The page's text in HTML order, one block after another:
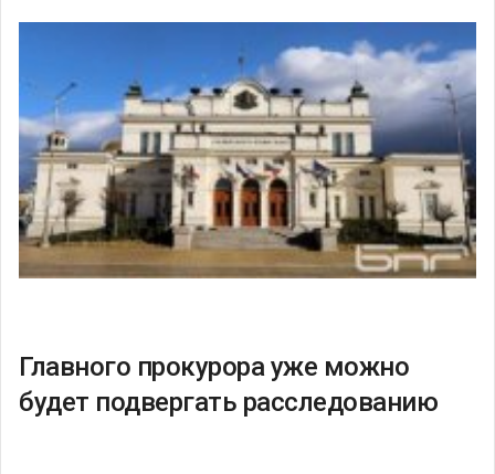
Главного прокурора уже можно
будет подвергать расследованию